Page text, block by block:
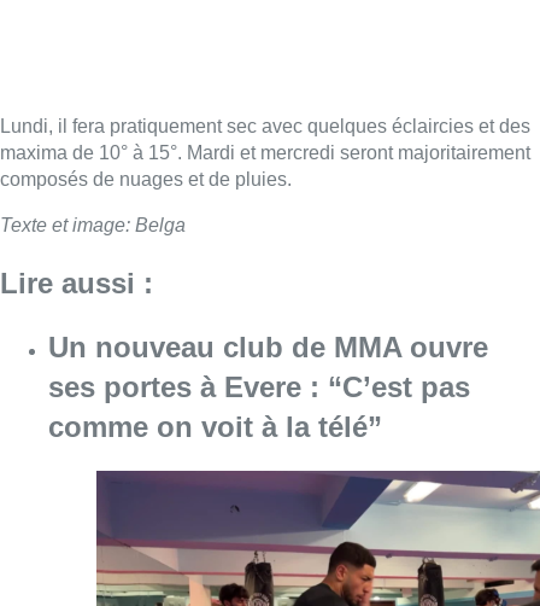
Lundi, il fera pratiquement sec avec quelques éclaircies et des
maxima de 10° à 15°. Mardi et mercredi seront majoritairement
composés de nuages et de pluies.
Texte et image: Belga
Lire aussi :
Un nouveau club de MMA ouvre
ses portes à Evere : “C’est pas
comme on voit à la télé”